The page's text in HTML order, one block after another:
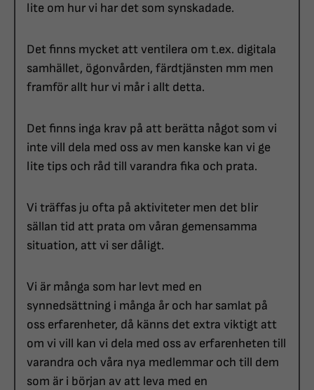
lite om hur vi har det som synskadade.
Det finns mycket att ventilera om t.ex. digitala
samhället, ögonvården, färdtjänsten mm men
framför allt hur vi mår i allt detta.
Det finns inga krav på att berätta något som vi
inte vill dela med oss av men kanske kan vi ge
lite tips och råd till varandra fika och prata.
Vi träffas ju ofta på aktiviteter men det blir
sällan tid att prata om våran gemensamma
situation, att vi ser dåligt.
Vi är många som har levt med en
synnedsättning i många år och har samlat på
oss erfarenheter, då känns det extra viktigt att
om vi vill kan vi dela med oss av erfarenheten till
varandra och våra nya medlemmar och till dem
som är i början av att leva med en